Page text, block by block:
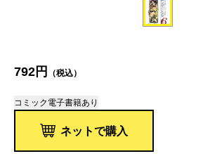
792円 （税込）
コミック 電子書籍あり
ネットで購入